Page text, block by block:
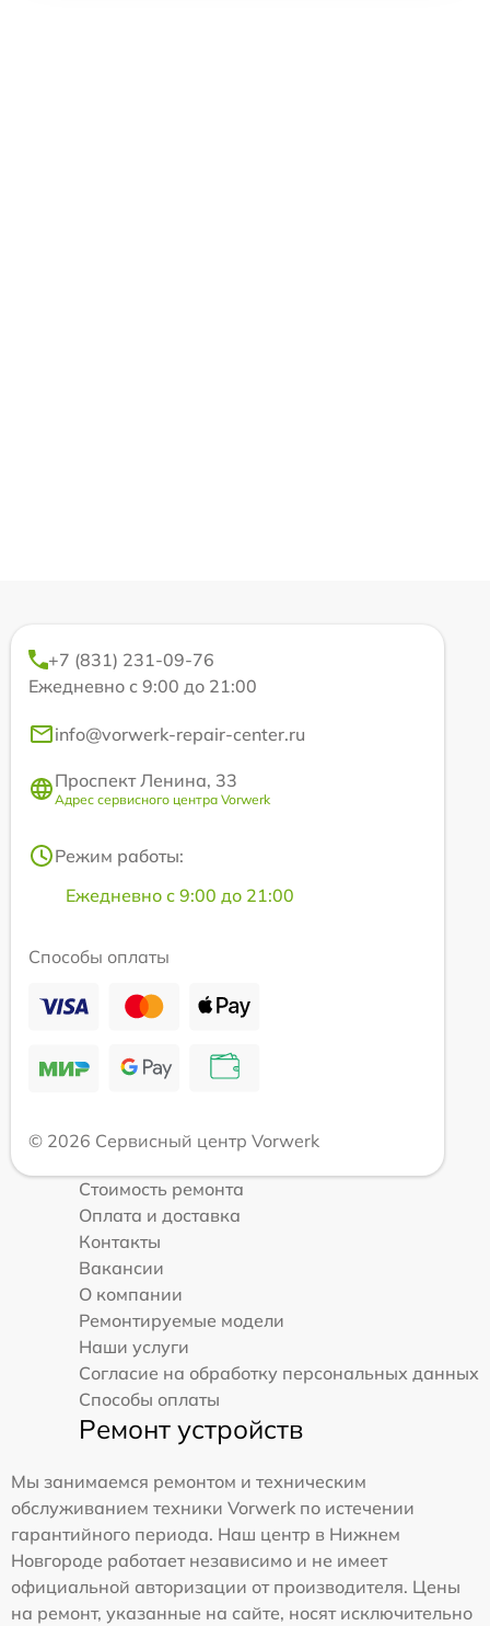
+7 (831) 231-09-76
Ежедневно с 9:00 до 21:00
info@vorwerk-repair-center.ru
Проспект Ленина, 33
Адрес сервисного центра Vorwerk
Режим работы:
Ежедневно с 9:00 до 21:00
Способы оплаты
© 2026 Сервисный центр Vorwerk
Стоимость ремонта
Оплата и доставка
Контакты
Вакансии
О компании
Ремонтируемые модели
Наши услуги
Согласие на обработку персональных данных
Способы оплаты
Ремонт устройств
Мы занимаемся ремонтом и техническим
обслуживанием техники Vorwerk по истечении
гарантийного периода. Наш центр в Нижнем
Новгороде работает независимо и не имеет
официальной авторизации от производителя. Цены
на ремонт, указанные на сайте, носят исключительно